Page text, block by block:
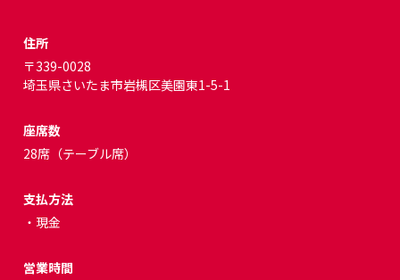
住所
〒339-0028
埼玉県さいたま市岩槻区美園東1-5-1
座席数
28席（テーブル席）
支払方法
・現金
営業時間